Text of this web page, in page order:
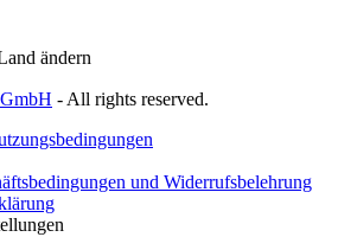
ändern
- All rights reserved.
und Widerrufsbelehrung